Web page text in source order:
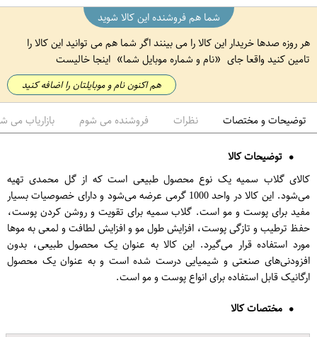
شما هم فروشنده این کالا شوید
هر روزه صدها خریدار این کالا را می بینند اگر شما هم می توانید این کالا را
تامین کنید واقعا جای
نام و شماره موبایل شما اینجا خالیست
هم اکنون نام و موبایلتان را اضافه کنید
توضیحات و مختصات نظرات فروشنده می شوم بازاریاب می
توضیحات کالا
کالای گلاب سمیه یک نوع محصول طبیعی است که از گل محمدی تهیه
می‌شود. این کالا در واحد 1000 گرمی عرضه می‌شود و دارای خصوصیات بسیار
مفید برای پوست و مو است. گلاب سمیه برای تقویت و روشن کردن پوست،
حفظ ترطیب و تازگی پوست، افزایش طول مو و افزایش لطافت و لمعی به موها
مورد استفاده قرار می‌گیرد. این کالا به عنوان یک محصول طبیعی، بدون
افزودنی‌های صنعتی و شیمیایی درست شده است و به عنوان یک محصول
ارگانیک قابل استفاده برای انواع پوست و مو است.
مختصات کالا